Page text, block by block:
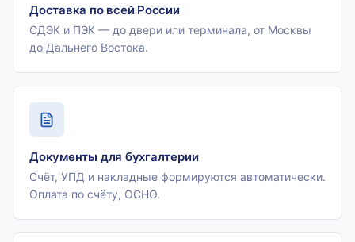
Доставка по всей России
СДЭК и ПЭК — до двери или терминала, от Москвы
до Дальнего Востока.
Документы для бухгалтерии
Счёт, УПД и накладные формируются автоматически.
Оплата по счёту, ОСНО.